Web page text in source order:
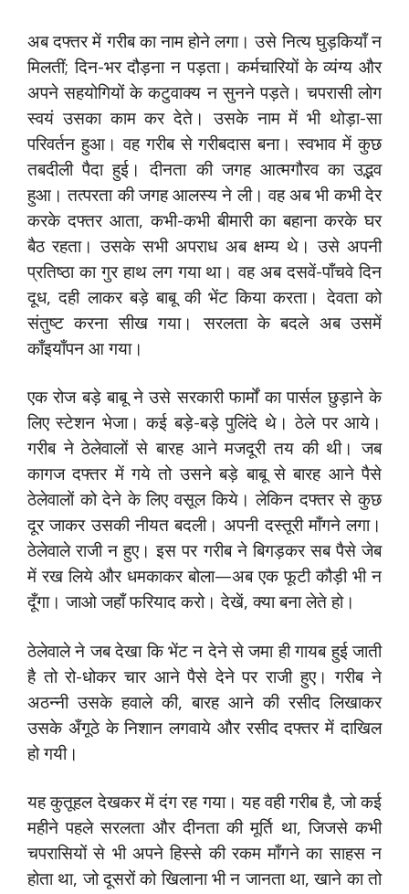
अब दफ्तर में गरीब का नाम होने लगा। उसे नित्य घुड़कियाँ न
मिलतीं; दिन-भर दौड़ना न पड़ता। कर्मचारियों के व्यंग्य और
अपने सहयोगियों के कटुवाक्य न सुनने पड़ते। चपरासी लोग
स्वयं उसका काम कर देते। उसके नाम में भी थोड़ा-सा
परिवर्तन हुआ। वह गरीब से गरीबदास बना। स्वभाव में कुछ
तबदीली पैदा हुई। दीनता की जगह आत्मगौरव का उद्भव
हुआ। तत्परता की जगह आलस्य ने ली। वह अब भी कभी देर
करके दफ्तर आता, कभी-कभी बीमारी का बहाना करके घर
बैठ रहता। उसके सभी अपराध अब क्षम्य थे। उसे अपनी
प्रतिष्ठा का गुर हाथ लग गया था। वह अब दसवें-पाँचवे दिन
दूध, दही लाकर बड़े बाबू की भेंट किया करता। देवता को
संतुष्ट करना सीख गया। सरलता के बदले अब उसमें
काँइयाँपन आ गया।
एक रोज बड़े बाबू ने उसे सरकारी फार्मों का पार्सल छुड़ाने के
लिए स्टेशन भेजा। कई बड़े-बड़े पुलिंदे थे। ठेले पर आये।
गरीब ने ठेलेवालों से बारह आने मजदूरी तय की थी। जब
कागज दफ्तर में गये तो उसने बड़े बाबू से बारह आने पैसे
ठेलेवालों को देने के लिए वसूल किये। लेकिन दफ्तर से कुछ
दूर जाकर उसकी नीयत बदली। अपनी दस्तूरी माँगने लगा।
ठेलेवाले राजी न हुए। इस पर गरीब ने बिगड़कर सब पैसे जेब
में रख लिये और धमकाकर बोला—अब एक फूटी कौड़ी भी न
दूँगा। जाओ जहाँ फरियाद करो। देखें, क्या बना लेते हो।
ठेलेवाले ने जब देखा कि भेंट न देने से जमा ही गायब हुई जाती
है तो रो-धोकर चार आने पैसे देने पर राजी हुए। गरीब ने
अठन्नी उसके हवाले की, बारह आने की रसीद लिखाकर
उसके अँगूठे के निशान लगवाये और रसीद दफ्तर में दाखिल
हो गयी।
यह कुतूहल देखकर में दंग रह गया। यह वही गरीब है, जो कई
महीने पहले सरलता और दीनता की मूर्ति था, जिजसे कभी
चपरासियों से भी अपने हिस्से की रकम माँगने का साहस न
होता था, जो दूसरों को खिलाना भी न जानता था, खाने का तो